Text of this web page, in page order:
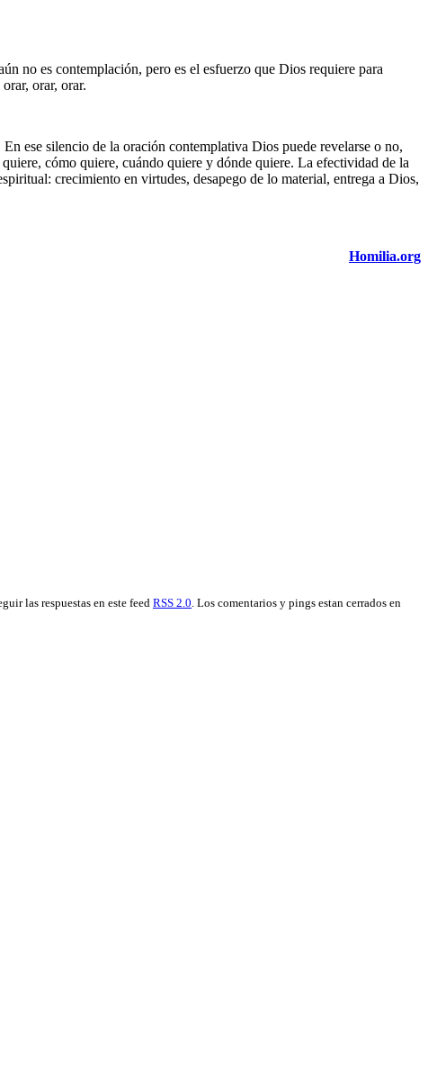
no es contemplación, pero es el esfuerzo que Dios requiere para
orar, orar.
ese silencio de la oración contemplativa Dios puede revelarse o no,
cómo quiere, cuándo quiere y dónde quiere. La efectividad de la
crecimiento en virtudes, desapego de lo material, entrega a Dios,
Homilia.org
las respuestas en este feed RSS 2.0. Los comentarios y pings estan cerrados en